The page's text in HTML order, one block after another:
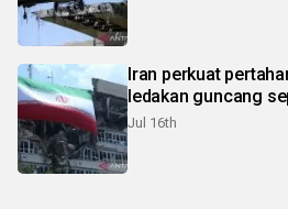
Iran perkuat
ledakan guncang
Jul 16th